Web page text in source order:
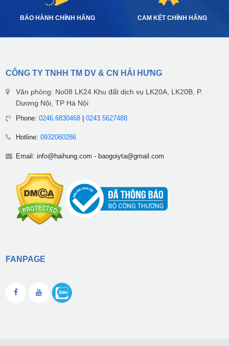
BẢO HÀNH CHÍNH HÃNG CAM KẾT CHÍNH HÃNG
CÔNG TY TNHH TM DV & CN HẢI HƯNG
Văn phòng: No08 LK24 Khu đất dịch vụ LK20A, LK20B, P.
Dương Nội, TP Hà Nội
Phone: 0246.6830468| 0243.5627488
Hotline: 0932060286
Email: info@haihung.com - baogoiyta@gmail.com
FANPAGE